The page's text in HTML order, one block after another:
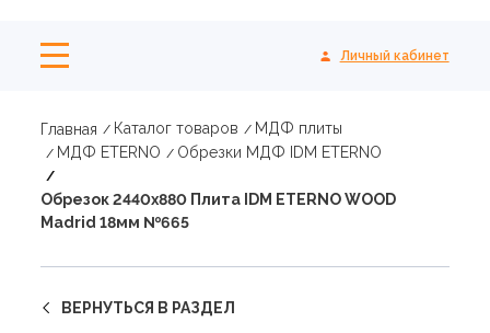
Личный кабинет
Главная Каталог товаров
МДФ плиты
МДФ ETERNO
Обрезки МДФ IDM ETERNO
Обрезок 2440х880 Плита IDM ETERNO WOOD
Madrid 18мм №665
ВЕРНУТЬСЯ В РАЗДЕЛ